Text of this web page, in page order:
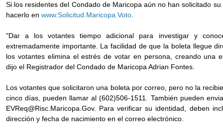
Si los residentes del Condado de Maricopa aún no han solicitado
hacerlo en www.Solicitud.Maricopa.Voto
"Dar a los votantes tiempo adicional para investigar y
extremadamente importante. La facilidad de que la boleta llegue
los votantes elimina el estrés de votar en persona, creando una
dijo el Registrador del Condado de Maricopa Adrian Fontes.
Los votantes que solicitaron una boleta por correo, pero no la
cinco días, pueden llamar al (602)506-1511. También pueden
EVReq@Risc.Maricopa.Gov. Para verificar su identidad, deben
dirección y fecha de nacimiento en el correo electrónico.